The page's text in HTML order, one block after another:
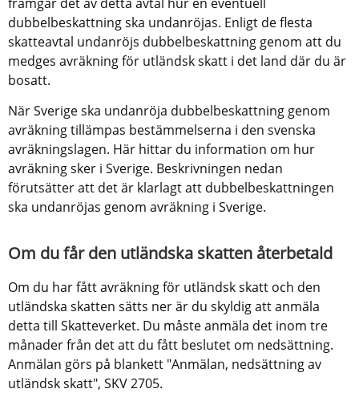
dubbelbeskattning ska undanröjas. Enligt de flesta
skatteavtal undanröjs dubbelbeskattning genom att du
medges avräkning för utländsk skatt i det land där du är
bosatt.
När Sverige ska undanröja dubbelbeskattning genom
avräkning tillämpas bestämmelserna i den svenska
avräkningslagen. Här hittar du information om hur
avräkning sker i Sverige. Beskrivningen nedan
förutsätter att det är klarlagt att dubbelbeskattningen
ska undanröjas genom avräkning i Sverige.
Om du får den utländska skatten återbetald
Om du har fått avräkning för utländsk skatt och den
utländska skatten sätts ner är du skyldig att anmäla
detta till Skatteverket. Du måste anmäla det inom tre
månader från det att du fått beslutet om nedsättning.
Anmälan görs på blankett "Anmälan, nedsättning av
utländsk skatt", SKV 2705.